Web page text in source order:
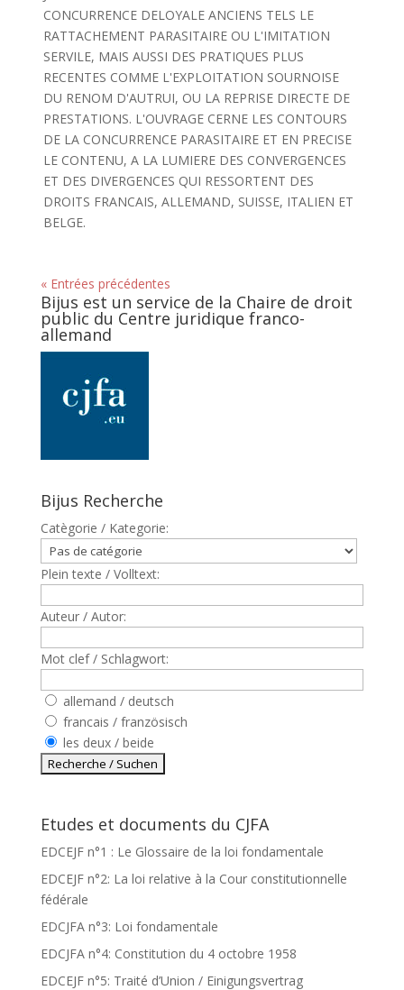
CONCURRENCE DELOYALE ANCIENS TELS LE
RATTACHEMENT PARASITAIRE OU L'IMITATION
SERVILE, MAIS AUSSI DES PRATIQUES PLUS
RECENTES COMME L'EXPLOITATION SOURNOISE
DU RENOM D'AUTRUI, OU LA REPRISE DIRECTE DE
PRESTATIONS. L'OUVRAGE CERNE LES CONTOURS
DE LA CONCURRENCE PARASITAIRE ET EN PRECISE
LE CONTENU, A LA LUMIERE DES CONVERGENCES
ET DES DIVERGENCES QUI RESSORTENT DES
DROITS FRANCAIS, ALLEMAND, SUISSE, ITALIEN ET
BELGE.
« Entrées précédentes
Bijus est un service de la Chaire de droit
public du Centre juridique franco-
allemand
Bijus Recherche
Catègorie / Kategorie:
Plein texte / Volltext:
Auteur / Autor:
Mot clef / Schlagwort:
allemand / deutsch
francais / französisch
les deux / beide
Etudes et documents du CJFA
EDCEJF n°1 : Le Glossaire de la loi fondamentale
EDCEJF n°2: La loi relative à la Cour constitutionnelle
fédérale
EDCJFA n°3: Loi fondamentale
EDCJFA n°4: Constitution du 4 octobre 1958
EDCEJF n°5: Traité d’Union / Einigungsvertrag